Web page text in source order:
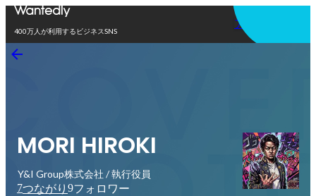
400万人が利用するビジネスSNS
アプリを使う
MORI HIROKI
Y&I Group株式会社 / 執行役員
7つながり 9フォロワー